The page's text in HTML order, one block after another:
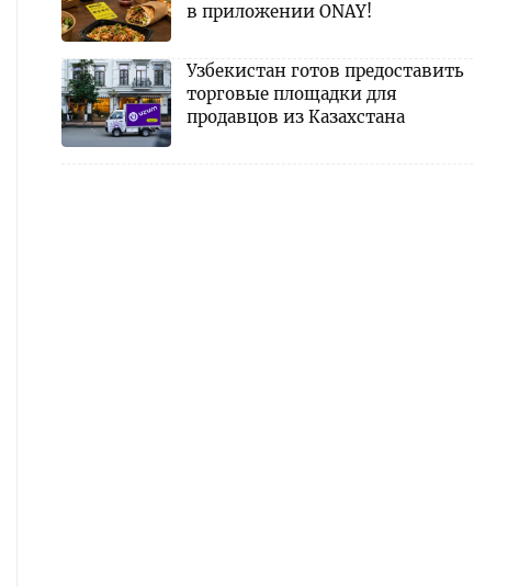
в приложении ONAY!
Узбекистан готов предоставить
торговые площадки для
продавцов из Казахстана